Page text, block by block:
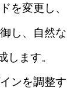
を変更し、
し、自然な
ます。
ンを調整す